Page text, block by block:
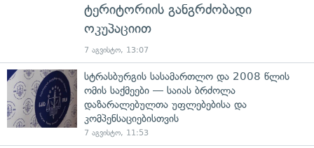
ტერიტორიის განგრძობადი
ოკუპაციით
7 აგვისტო, 13:07
სტრასბურგის სასამართლო და 2008 წლის
ომის საქმეები — საიას ბრძოლა
დაზარალებულთა უფლებებისა და
კომპენსაციებისთვის
7 აგვისტო, 11:53